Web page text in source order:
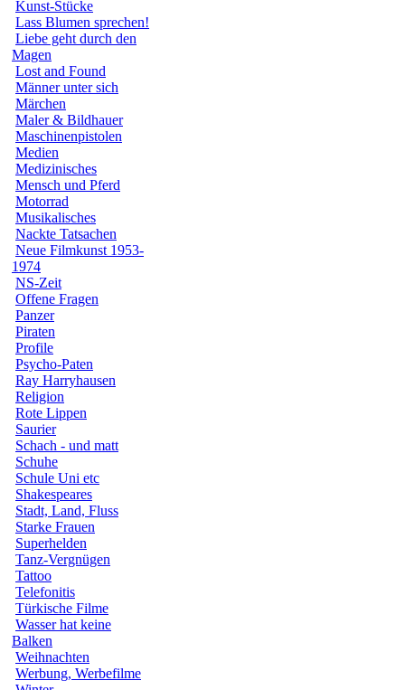
Kunst-Stücke
Lass Blumen sprechen!
Liebe geht durch den
Magen
Lost and Found
Männer unter sich
Märchen
Maler & Bildhauer
Maschinenpistolen
Medien
Medizinisches
Mensch und Pferd
Motorrad
Musikalisches
Nackte Tatsachen
Neue Filmkunst 1953-
1974
NS-Zeit
Offene Fragen
Panzer
Piraten
Profile
Psycho-Paten
Ray Harryhausen
Religion
Rote Lippen
Saurier
Schach - und matt
Schuhe
Schule Uni etc
Shakespeares
Stadt, Land, Fluss
Starke Frauen
Superhelden
Tanz-Vergnügen
Tattoo
Telefonitis
Türkische Filme
Wasser hat keine
Balken
Weihnachten
Werbung, Werbefilme